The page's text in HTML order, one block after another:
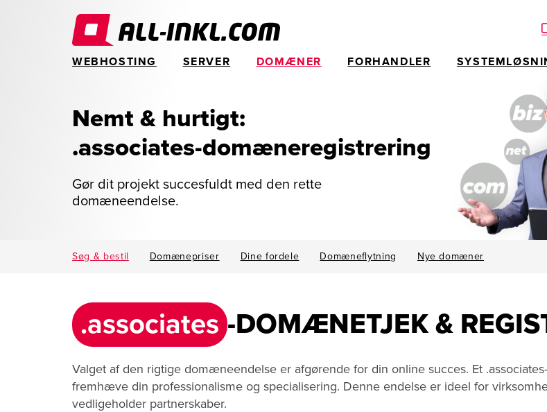
WEBHOSTING SERVER DOMÆNER FORHANDLER
Nemt & hurtigt:
.associates-domæneregistrering
Gør dit projekt succesfuldt med den rette
domæneendelse.
Søg & bestil Domænepriser Dine fordele Domæneflytning Nye domæner
.associates -DOMÆNETJEK &
Valget af den rigtige domæneendelse er afgørende for din online succes. Et
fremhæve din professionalisme og specialisering. Denne endelse er ideel for
vedligeholder partnerskaber.